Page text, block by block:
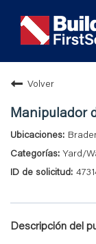
Volver
Manipulador
Yard/
Descripción del